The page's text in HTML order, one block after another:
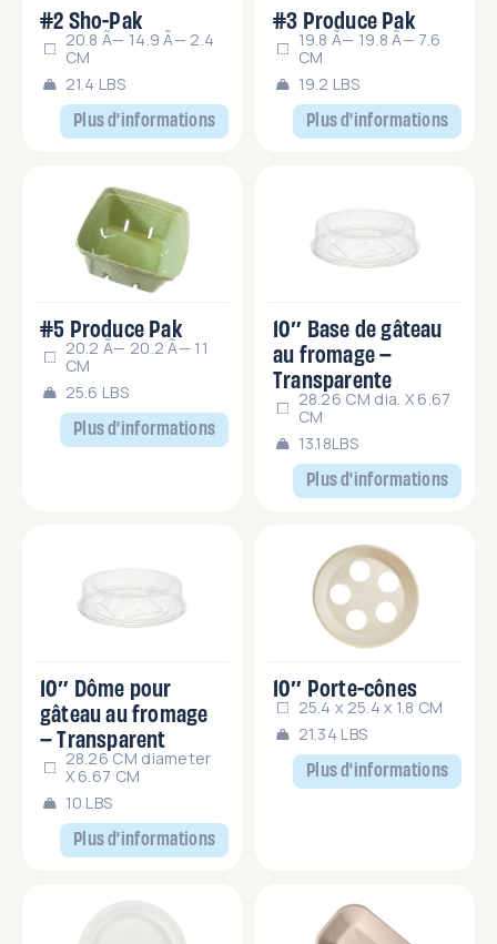
Plus d'informations
#2 Sho-Pak
20.8 Ã— 14.9 Ã— 2.4
CM
21.4 LBS
Plus d'informations
#3 Produce Pak
19.8 Ã— 19.8 Ã— 7.6
CM
19.2 LBS
Plus d'informations
#5 Produce Pak
20.2 Ã— 20.2 Ã— 11
CM
25.6 LBS
Plus d'informations
10″ Base de gâteau
au fromage –
Transparente
28.26 CM dia. X 6.67
CM
13.18LBS
Plus d'informations
10″ Dôme pour
gâteau au fromage
– Transparent
28.26 CM diameter
X 6.67 CM
10 LBS
Plus d'informations
10″ Porte-cônes
25.4 x 25.4 x 1.8 CM
21.34 LBS